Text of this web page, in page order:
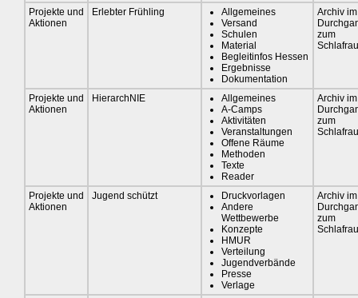
Projekte und
Aktionen
Erlebter Frühling
Allgemeines
Versand
Schulen
Material
Begleitinfos Hessen
Ergebnisse
Dokumentation
Archiv im
zum
Projekte und
Aktionen
HierarchNIE
Allgemeines
A-Camps
Aktivitäten
Veranstaltungen
Offene Räume
Methoden
Texte
Reader
Archiv im
zum
Projekte und
Aktionen
Jugend schützt
Druckvorlagen
Andere
Wettbewerbe
Konzepte
HMUR
Verteilung
Jugendverbände
Presse
Verlage
Archiv im
zum